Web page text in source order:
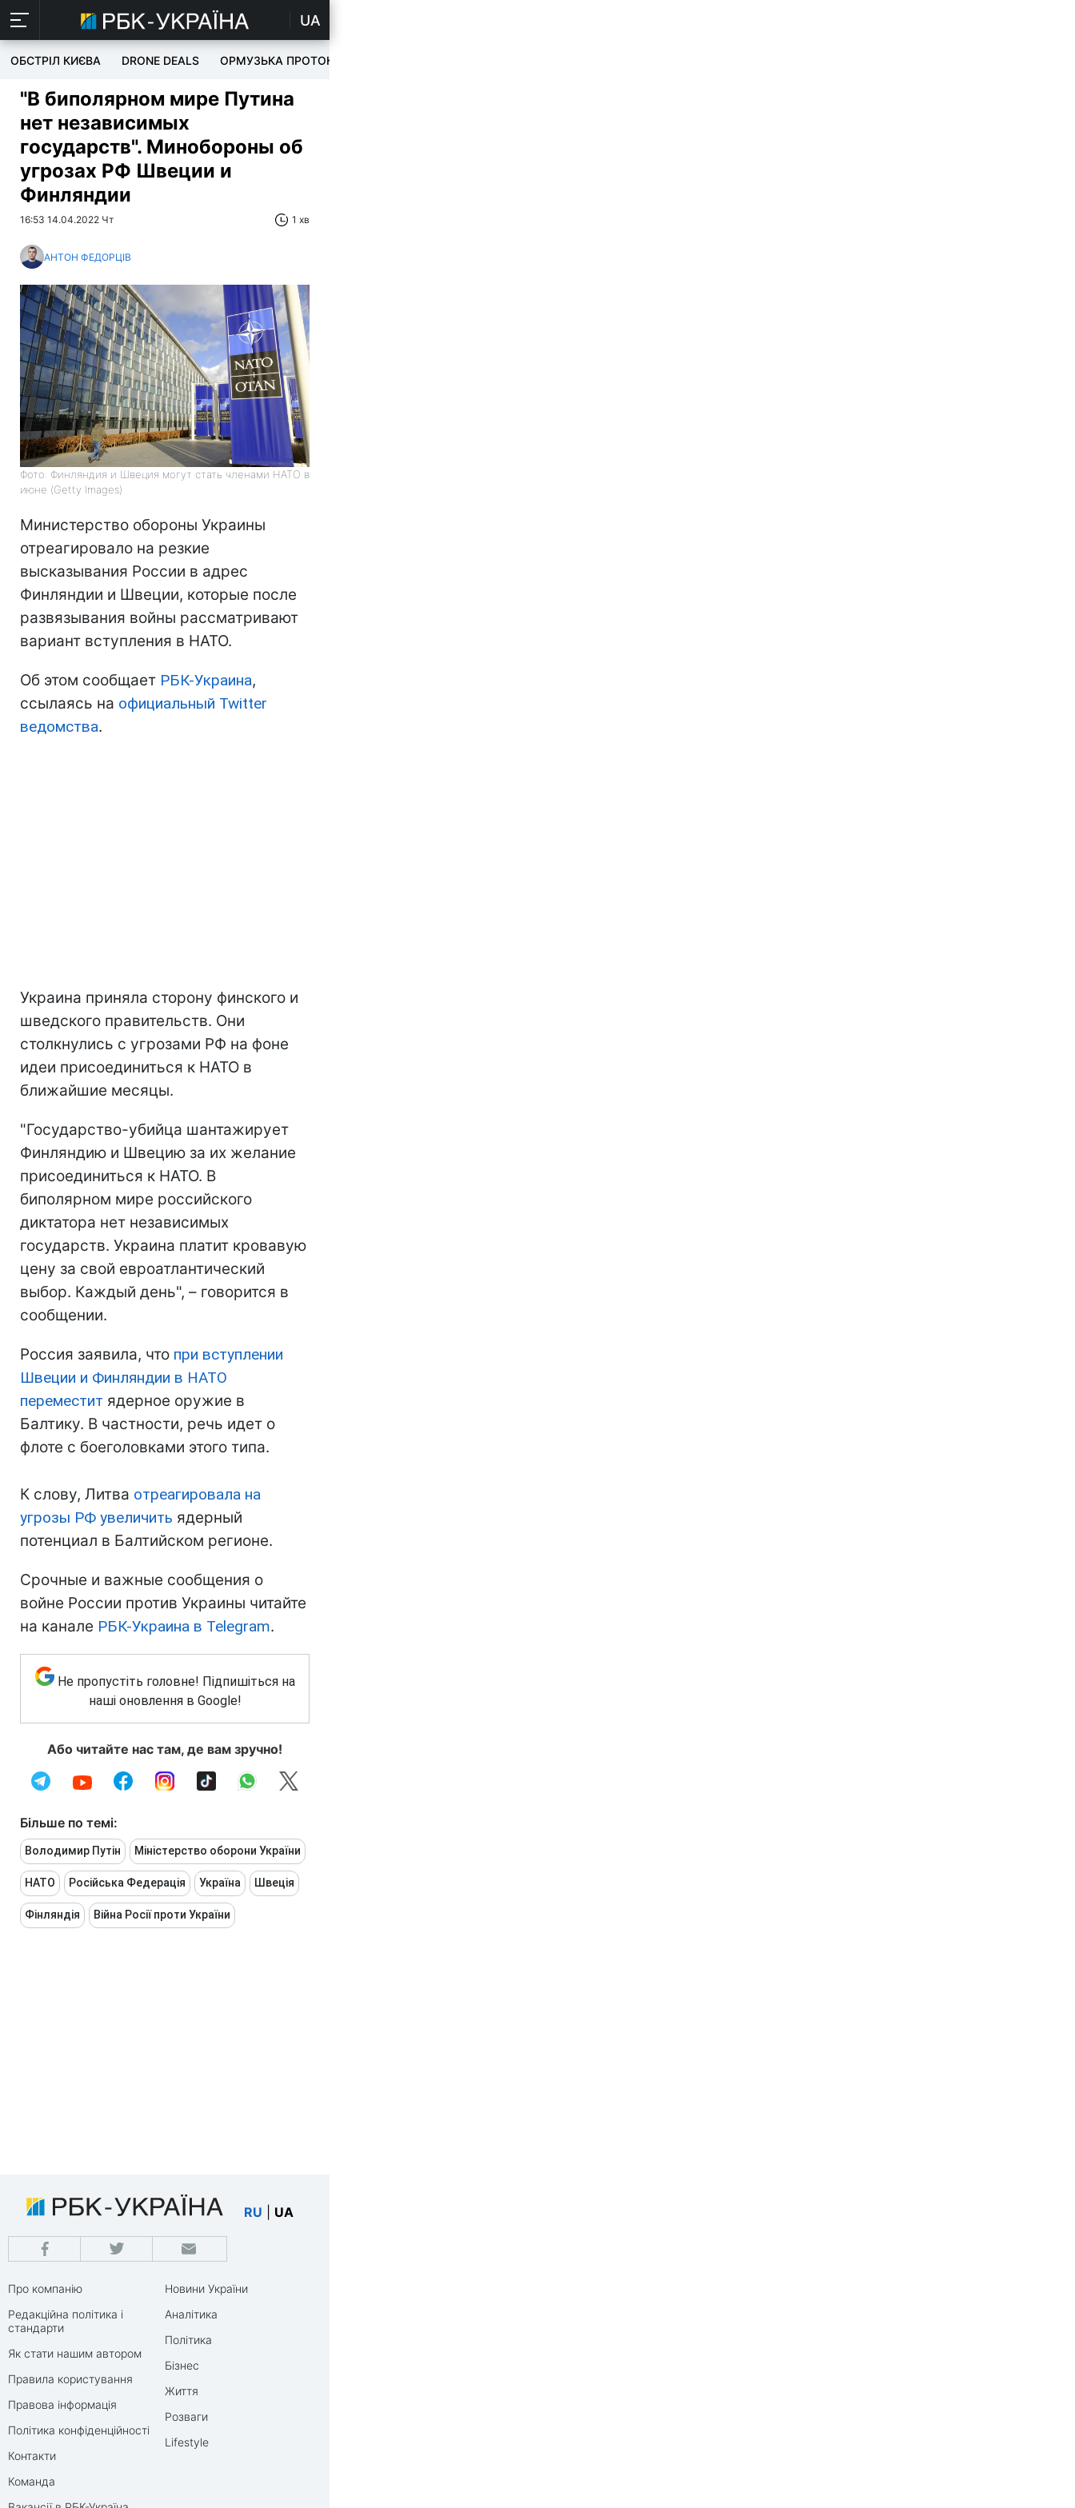
UA
ОБСТРІЛ КИЄВА DRONE DEALS ОРМУЗЬКА ПРОТОКА
"В биполярном мире Путина
нет независимых
государств". Минобороны об
угрозах РФ Швеции и
Финляндии
16:53 14.04.2022 Чт 1 хв
АНТОН ФЕДОРЦІВ
Фото: Финляндия и Швеция могут стать членами НАТО в
июне (Getty Images)
Министерство обороны Украины
отреагировало на резкие
высказывания России в адрес
Финляндии и Швеции, которые после
развязывания войны рассматривают
вариант вступления в НАТО.
Об этом сообщает РБК-Украина,
ссылаясь на официальный Twitter
ведомства.
Украина приняла сторону финского и
шведского правительств. Они
столкнулись с угрозами РФ на фоне
идеи присоединиться к НАТО в
ближайшие месяцы.
"Государство-убийца шантажирует
Финляндию и Швецию за их желание
присоединиться к НАТО. В
биполярном мире российского
диктатора нет независимых
государств. Украина платит кровавую
цену за свой евроатлантический
выбор. Каждый день", – говорится в
сообщении.
Россия заявила, что при вступлении
Швеции и Финляндии в НАТО
переместит ядерное оружие в
Балтику. В частности, речь идет о
флоте с боеголовками этого типа.
К слову, Литва отреагировала на
угрозы РФ увеличить ядерный
потенциал в Балтийском регионе.
Срочные и важные сообщения о
войне России против Украины читайте
на канале РБК-Украина в Telegram.
Не пропустіть головне! Підпишіться на
наші оновлення в Google!
Або читайте нас там, де вам зручно!
Більше по темі:
Володимир Путін Міністерство оборони України
НАТО Російська Федерація Україна Швеція
Фінляндія Війна Росії проти України
RU UA
Про компанію
Редакційна політика і
стандарти
Як стати нашим автором
Правила користування
Правова інформація
Політика конфіденційності
Контакти
Команда
Новини України
Аналітика
Політика
Бізнес
Життя
Розваги
Lifestyle